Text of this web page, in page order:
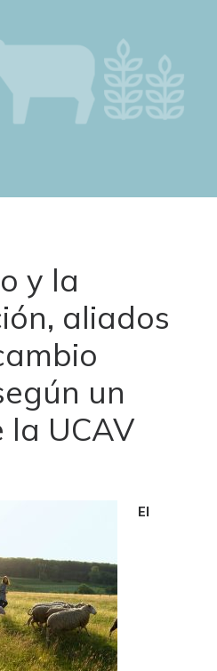
y la
aliados
un
la UCAV
El